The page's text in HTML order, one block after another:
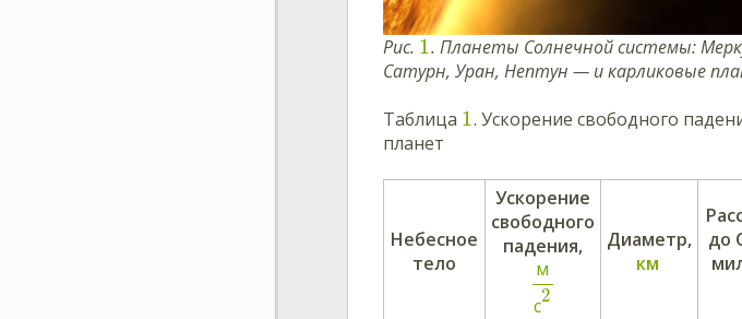
Рис. 1 . Планеты Солнечной системы:
Сатурн, Уран, Нептун — и карликовые
Таблица 1 . Ускорение свободного
планет
Небесное
тело
Ускорение
свободного
падения,
м
с2
Диаметр,
км
до